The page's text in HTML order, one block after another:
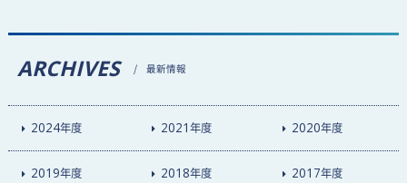
ARCHIVES 最新情報
2024年度 2021年度 2020年度
2019年度 2018年度 2017年度